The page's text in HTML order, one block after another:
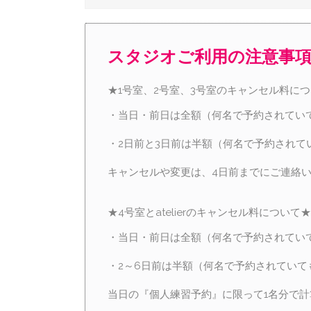
スタジオご利用の注意事
★1号室、2号室、3号室のキャンセル料に
・当日・前日は全額（何名で予約されてい
・2日前と3日前は半額（何名で予約され
キャンセルや変更は、4日前までにご連絡
★4号室とatelierのキャンセル料について★
・当日・前日は全額（何名で予約されて
・2～6日前は半額（何名で予約されてい
当日の『個人練習予約』に限って1名分で